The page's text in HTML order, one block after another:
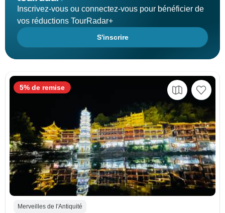
Inscrivez-vous ou connectez-vous pour bénéficier de
vos réductions TourRadar+
S'inscrire
Merveilles de l'Antiquité
5% de remise